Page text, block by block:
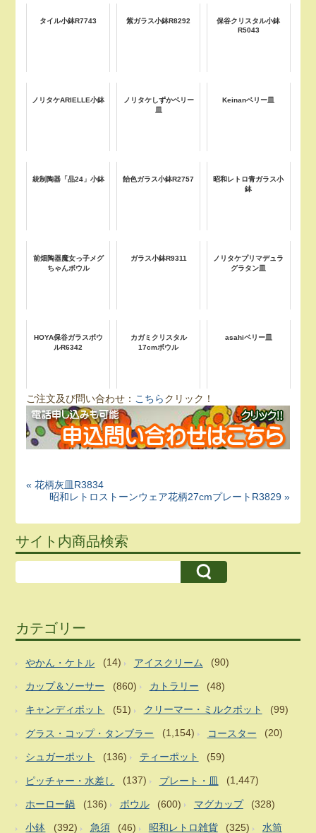
タイル小鉢R7743 紫ガラス小鉢R8292
保谷クリスタル小鉢
R5043
ノリタケARIELLE小鉢
ノリタケしずかベリー
皿
Keinanベリー皿
統制陶器「品24」小鉢 飴色ガラス小鉢R2757
昭和レトロ青ガラス小
鉢
前畑陶器魔女っ子メグ
ちゃんボウル
ガラス小鉢R9311
ノリタケプリマデュラ
グラタン皿
HOYA保谷ガラスボウ
ルR6342
カガミクリスタル
17cmボウル
asahiベリー皿
ご注文及び問い合わせ： こちらクリック！
« 花柄灰皿R3834
昭和レトロストーンウェア花柄27cmプレートR3829 »
サイト内商品検索
カテゴリー
やかん・ケトル (14) アイスクリーム (90)
カップ＆ソーサー (860) カトラリー (48)
キャンディポット (51) クリーマー・ミルクポット (99)
グラス・コップ・タンブラー (1,154) コースター (20)
シュガーポット (136) ティーポット (59)
ピッチャー・水差し (137) プレート・皿 (1,447)
ホーロー鍋 (136) ボウル (600) マグカップ (328)
小鉢 (392) 急須 (46) 昭和レトロ雑貨 (325) 水筒